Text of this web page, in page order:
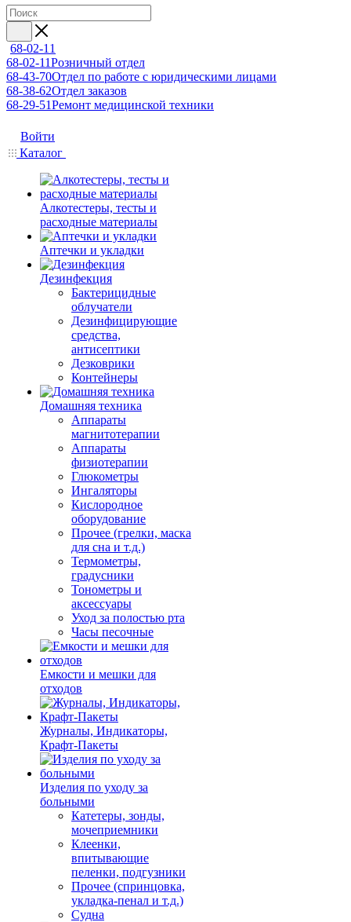
68-02-11
68-02-11Розничный отдел
68-43-70Отдел по работе с юридическими лицами
68-38-62Отдел заказов
68-29-51Ремонт медицинской техники
Войти
Каталог
Алкотестеры, тесты и
расходные материалы
Аптечки и укладки
Дезинфекция
Бактерицидные
облучатели
Дезинфицирующие
средства,
антисептики
Дезковрики
Контейнеры
Домашняя техника
Аппараты
магнитотерапии
Аппараты
физиотерапии
Глюкометры
Ингаляторы
Кислородное
оборудование
Прочее (грелки, маска
для сна и т.д.)
Термометры,
градусники
Тонометры и
аксессуары
Уход за полостью рта
Часы песочные
Емкости и мешки для
отходов
Журналы, Индикаторы,
Крафт-Пакеты
Изделия по уходу за
больными
Катетеры, зонды,
мочеприемники
Клеенки,
впитывающие
пеленки, подгузники
Прочее (спринцовка,
укладка-пенал и т.д.)
Судна